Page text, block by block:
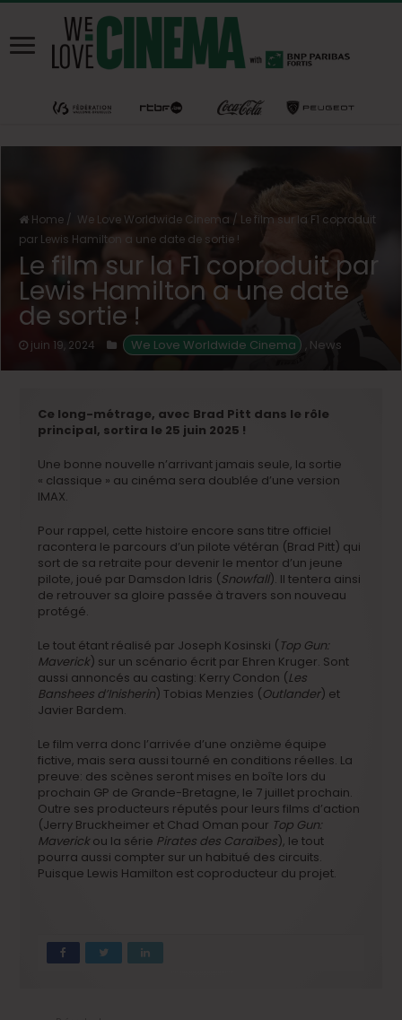
Home / We Love Worldwide Cinema / Le film sur la F1 coproduit
par Lewis Hamilton a une date de sortie !
Le film sur la F1 coproduit par
Lewis Hamilton a une date
de sortie !
juin 19, 2024 We Love Worldwide Cinema News
Ce long-métrage, avec Brad Pitt dans le rôle
principal, sortira le 25 juin 2025 !
Une bonne nouvelle n’arrivant jamais seule, la sortie
« classique » au cinéma sera doublée d’une version
IMAX.
Pour rappel, cette histoire encore sans titre officiel
racontera le parcours d’un pilote vétéran (Brad Pitt) qui
sort de sa retraite pour devenir le mentor d’un jeune
pilote, joué par Damsdon Idris (Snowfall). Il tentera ainsi
de retrouver sa gloire passée à travers son nouveau
protégé.
Le tout étant réalisé par Joseph Kosinski (Top Gun:
Maverick) sur un scénario écrit par Ehren Kruger. Sont
aussi annoncés au casting: Kerry Condon (Les
Banshees d’Inisherin) Tobias Menzies (Outlander) et
Javier Bardem.
Le film verra donc l’arrivée d’une onzième équipe
fictive, mais sera aussi tourné en conditions réelles. La
preuve: des scènes seront mises en boîte lors du
prochain GP de Grande-Bretagne, le 7 juillet prochain.
Outre ses producteurs réputés pour leurs films d’action
(Jerry Bruckheimer et Chad Oman pour Top Gun:
Maverickou la série Pirates des Caraïbes), le tout
pourra aussi compter sur un habitué des circuits.
Puisque Lewis Hamilton est coproducteur du projet.